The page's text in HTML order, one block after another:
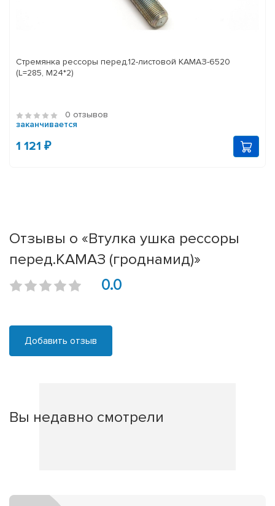
Стремянка рессоры перед.12-листовой КАМАЗ-6520
(L=285, М24*2)
0 отзывов
заканчивается
1 121 ₽
Отзывы о «Втулка ушка рессоры
перед.КАМАЗ (гроднамид)»
0.0
Добавить отзыв
Вы недавно смотрели